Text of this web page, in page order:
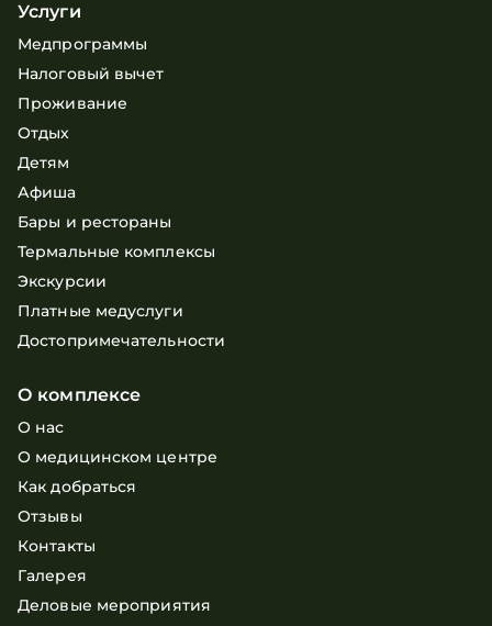
Услуги
Медпрограммы
Налоговый вычет
Проживание
Отдых
Детям
Афиша
Бары и рестораны
Термальные комплексы
Экскурсии
Платные медуслуги
Достопримечательности
О комплексе
О нас
О медицинском центре
Как добраться
Отзывы
Контакты
Галерея
Деловые мероприятия